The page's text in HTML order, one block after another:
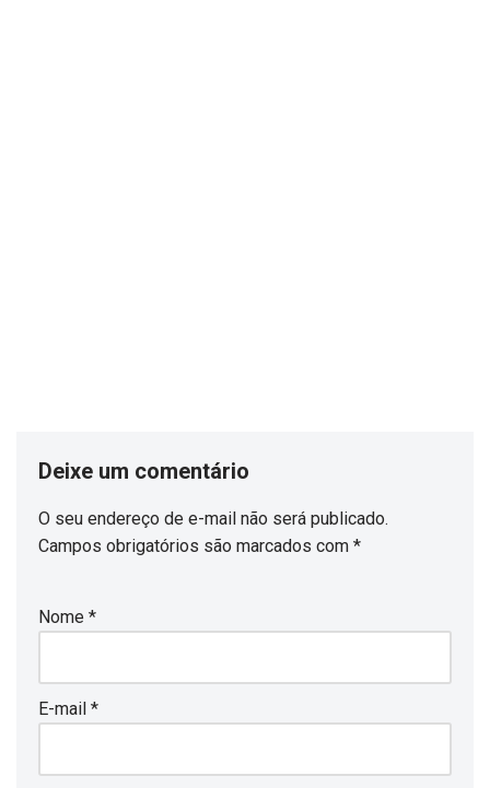
Deixe um comentário
O seu endereço de e-mail não será publicado.
Campos obrigatórios são marcados com *
Nome *
E-mail *